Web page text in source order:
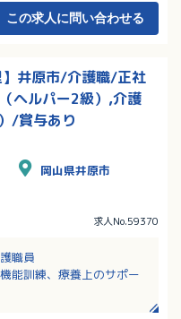
この求人に問い合わせる
】井原市/介護職/正社
ヘルパー2級）,介護
/賞与あり
岡山県井原市
求人No.59370
職員
能訓練、療養上のサポー